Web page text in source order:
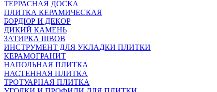
ТЕРРАСНАЯ ДОСКА
ПЛИТКА КЕРАМИЧЕСКАЯ
БОРДЮР И ДЕКОР
ДИКИЙ КАМЕНЬ
ЗАТИРКА ШВОВ
ИНСТРУМЕНТ ДЛЯ УКЛАДКИ ПЛИТКИ
КЕРАМОГРАНИТ
НАПОЛЬНАЯ ПЛИТКА
НАСТЕННАЯ ПЛИТКА
ТРОТУАРНАЯ ПЛИТКА